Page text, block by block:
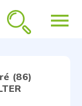
menu
(86)